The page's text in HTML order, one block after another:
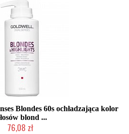
Blondes 60s ochładzająca kolor
blond ...
76,08 zł